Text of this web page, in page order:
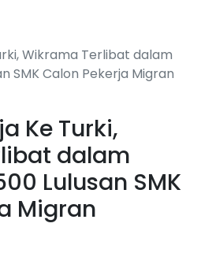
Wikrama Terlibat dalam
SMK Calon Pekerja Migran
Ke Turki,
dalam
Lulusan SMK
Migran